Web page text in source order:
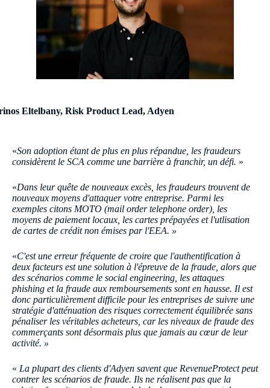
Eltelbany, Risk Product Lead, Adyen
«Son adoption étant de plus en plus répandue, les fraudeurs
considèrent le SCA comme une barrière à franchir, un défi. »
«Dans leur quête de nouveaux excès, les fraudeurs trouvent de
nouveaux moyens d'attaquer votre entreprise. Parmi les
exemples citons MOTO (mail order telephone order), les
moyens de paiement locaux, les cartes prépayées et l'utlisation
de cartes de crédit non émises par l'EEA. »
«C'est une erreur fréquente de croire que l'authentification à
deux facteurs est une solution à l'épreuve de la fraude, alors que
des scénarios comme le social engineering, les attaques
phishing et la fraude aux remboursements sont en hausse. Il est
donc particulièrement difficile pour les entreprises de suivre une
stratégie d'atténuation des risques correctement équilibrée sans
pénaliser les véritables acheteurs, car les niveaux de fraude des
commerçants sont désormais plus que jamais au cœur de leur
activité. »
« La plupart des clients d'Adyen savent que RevenueProtect peut
contrer les scénarios de fraude. Ils ne réalisent pas que la